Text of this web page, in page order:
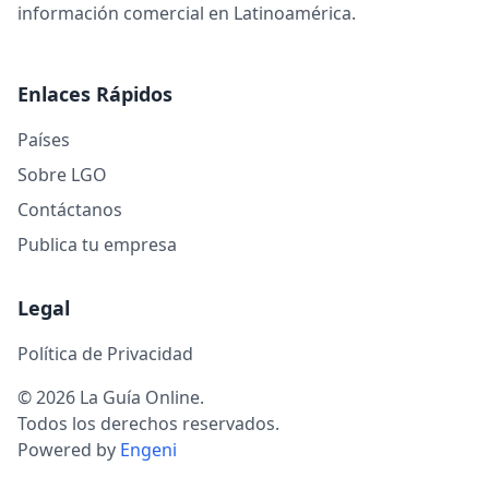
grandes dimensiones, ut
información comercial en Latinoamérica.
Enlaces Rápidos
Países
Sobre LGO
Contáctanos
Publica tu empresa
Legal
Política de Privacidad
© 2026 La Guía Online.
Todos los derechos reservados.
Powered by Engeni